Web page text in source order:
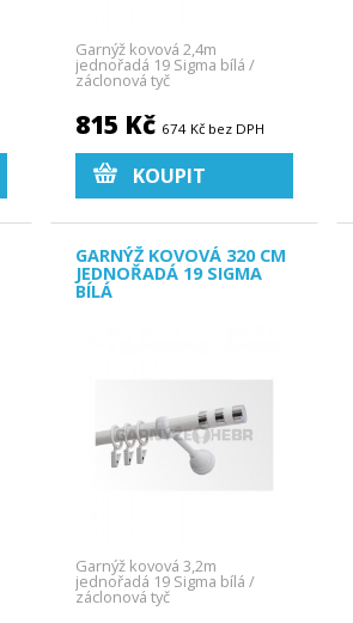
Garnýž kovová 2,4m
jednořadá 19 Sigma bílá /
záclonová tyč
815 Kč 674 Kč bez DPH
KOUPIT
GARNÝŽ KOVOVÁ 320 CM
JEDNOŘADÁ 19 SIGMA
BÍLÁ
Garnýž kovová 3,2m
jednořadá 19 Sigma bílá /
záclonová tyč